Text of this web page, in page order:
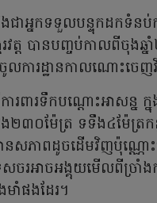
ាអ្នកទទួលបន្ទុកដកទំនប់
វត្ត បានបញ្ចប់កាលពីចុ
លការដ្ឋានកាលណោះចេ
ារពារទឹកបណ្ដោះអាសន្
ង២៣០ម៉ែត្រ ទទឹង៤ម៉ែត្រ
ានសភាពដូចដើមវិញប៉ុណ្ណោ
រអាចអង្គុយមើលពីច្រាំង
ាំផងដែរ។